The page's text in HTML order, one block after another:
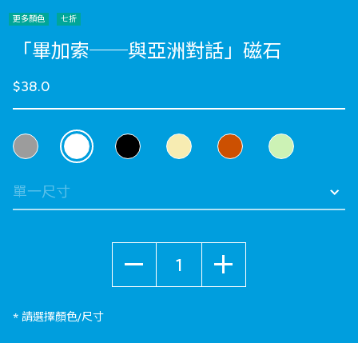
更多顏色 七折
「畢加索──與亞洲對話」磁石
$38.0
選擇 顏色
selected
* 請選擇顏色/尺寸